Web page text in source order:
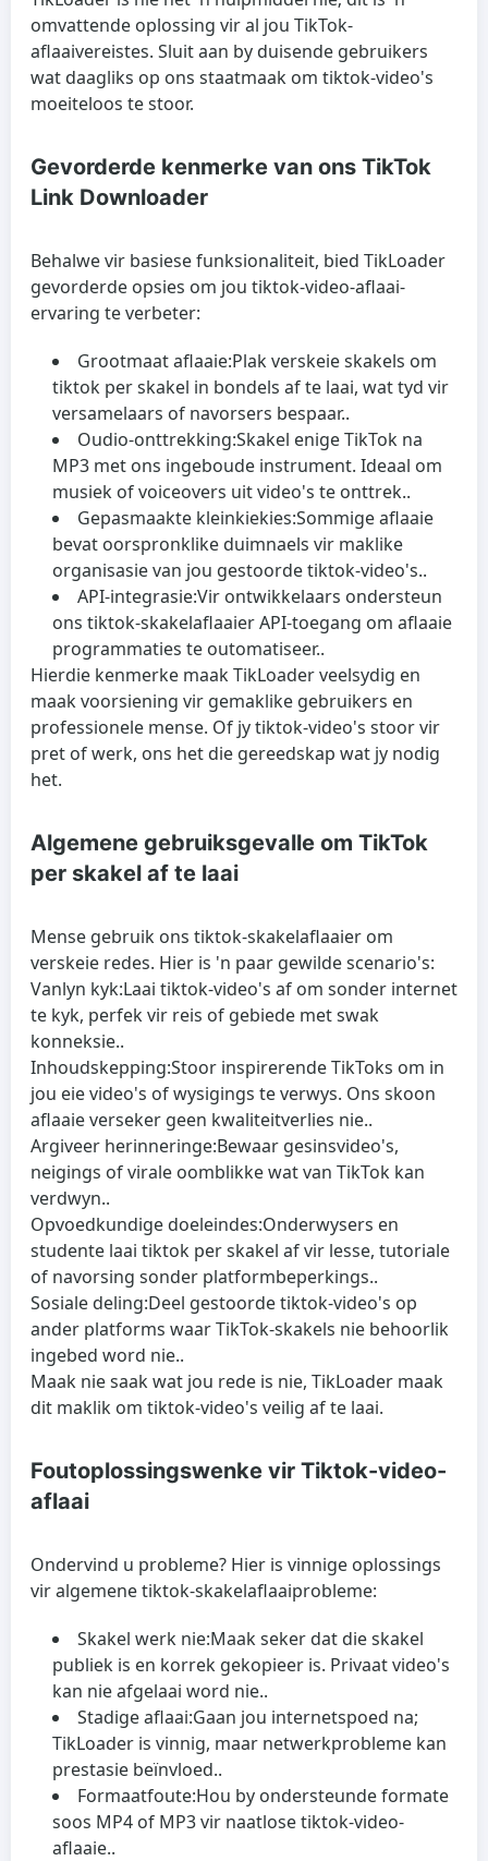
omvattende oplossing vir al jou TikTok-
aflaaivereistes. Sluit aan by duisende gebruikers
wat daagliks op ons staatmaak om tiktok-video's
moeiteloos te stoor.
Gevorderde kenmerke van ons TikTok
Link Downloader
Behalwe vir basiese funksionaliteit, bied TikLoader
gevorderde opsies om jou tiktok-video-aflaai-
ervaring te verbeter:
Grootmaat aflaaie:Plak verskeie skakels om
tiktok per skakel in bondels af te laai, wat tyd vir
versamelaars of navorsers bespaar..
Oudio-onttrekking:Skakel enige TikTok na
MP3 met ons ingeboude instrument. Ideaal om
musiek of voiceovers uit video's te onttrek..
Gepasmaakte kleinkiekies:Sommige aflaaie
bevat oorspronklike duimnaels vir maklike
organisasie van jou gestoorde tiktok-video's..
API-integrasie:Vir ontwikkelaars ondersteun
ons tiktok-skakelaflaaier API-toegang om aflaaie
programmaties te outomatiseer..
Hierdie kenmerke maak TikLoader veelsydig en
maak voorsiening vir gemaklike gebruikers en
professionele mense. Of jy tiktok-video's stoor vir
pret of werk, ons het die gereedskap wat jy nodig
het.
Algemene gebruiksgevalle om TikTok
per skakel af te laai
Mense gebruik ons ​​tiktok-skakelaflaaier om
verskeie redes. Hier is 'n paar gewilde scenario's:
Vanlyn kyk:Laai tiktok-video's af om sonder internet
te kyk, perfek vir reis of gebiede met swak
konneksie..
Inhoudskepping:Stoor inspirerende TikToks om in
jou eie video's of wysigings te verwys. Ons skoon
aflaaie verseker geen kwaliteitverlies nie..
Argiveer herinneringe:Bewaar gesinsvideo's,
neigings of virale oomblikke wat van TikTok kan
verdwyn..
Opvoedkundige doeleindes:Onderwysers en
studente laai tiktok per skakel af vir lesse, tutoriale
of navorsing sonder platformbeperkings..
Sosiale deling:Deel gestoorde tiktok-video's op
ander platforms waar TikTok-skakels nie behoorlik
ingebed word nie..
Maak nie saak wat jou rede is nie, TikLoader maak
dit maklik om tiktok-video's veilig af te laai.
Foutoplossingswenke vir Tiktok-video-
aflaai
Ondervind u probleme? Hier is vinnige oplossings
vir algemene tiktok-skakelaflaaiprobleme:
Skakel werk nie:Maak seker dat die skakel
publiek is en korrek gekopieer is. Privaat video's
kan nie afgelaai word nie..
Stadige aflaai:Gaan jou internetspoed na;
TikLoader is vinnig, maar netwerkprobleme kan
prestasie beïnvloed..
Formaatfoute:Hou by ondersteunde formate
soos MP4 of MP3 vir naatlose tiktok-video-
aflaaie..